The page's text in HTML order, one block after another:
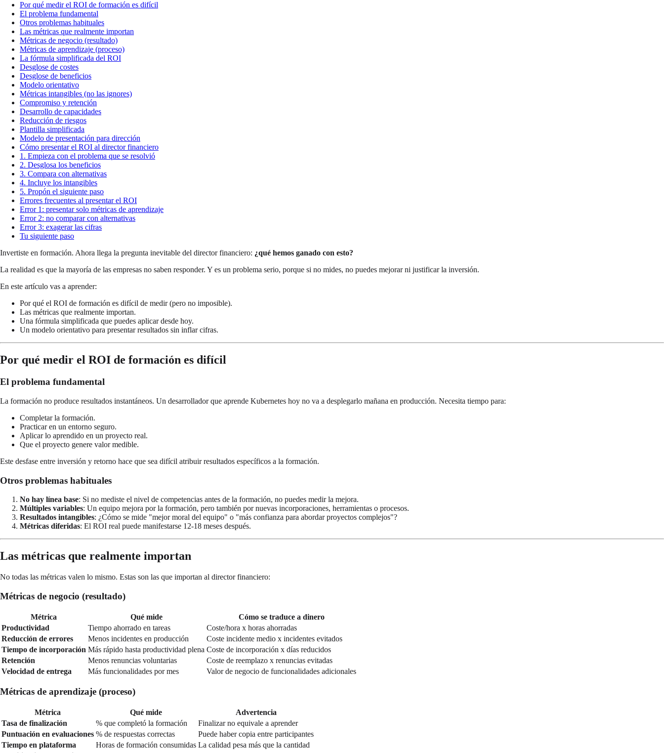
Por qué medir el ROI de formación es difícil
El problema fundamental
Otros problemas habituales
Las métricas que realmente importan
Métricas de negocio (resultado)
Métricas de aprendizaje (proceso)
La fórmula simplificada del ROI
Desglose de costes
Desglose de beneficios
Modelo orientativo
Métricas intangibles (no las ignores)
Compromiso y retención
Desarrollo de capacidades
Reducción de riesgos
Plantilla simplificada
Modelo de presentación para dirección
Cómo presentar el ROI al director financiero
1. Empieza con el problema que se resolvió
2. Desglosa los beneficios
3. Compara con alternativas
4. Incluye los intangibles
5. Propón el siguiente paso
Errores frecuentes al presentar el ROI
Error 1: presentar solo métricas de aprendizaje
Error 2: no comparar con alternativas
Error 3: exagerar las cifras
Tu siguiente paso
Invertiste en formación. Ahora llega la pregunta inevitable del director financiero: ¿qué hemos ganado con esto?
La realidad es que la mayoría de las empresas no saben responder. Y es un problema serio, porque si no mides, no puedes mejorar ni justificar la inversión.
En este artículo vas a aprender:
Por qué el ROI de formación es difícil de medir (pero no imposible).
Las métricas que realmente importan.
Una fórmula simplificada que puedes aplicar desde hoy.
Un modelo orientativo para presentar resultados sin inflar cifras.
Por qué medir el ROI de formación es difícil
El problema fundamental
La formación no produce resultados instantáneos. Un desarrollador que aprende Kubernetes hoy no va a desplegarlo mañana en producción. Necesita tiempo para:
Completar la formación.
Practicar en un entorno seguro.
Aplicar lo aprendido en un proyecto real.
Que el proyecto genere valor medible.
Este desfase entre inversión y retorno hace que sea difícil atribuir resultados específicos a la formación.
Otros problemas habituales
No hay línea base: Si no mediste el nivel de competencias antes de la formación, no puedes medir la mejora.
Múltiples variables: Un equipo mejora por la formación, pero también por nuevas incorporaciones, herramientas o procesos.
Resultados intangibles: ¿Cómo se mide "mejor moral del equipo" o "más confianza para abordar proyectos complejos"?
Métricas diferidas: El ROI real puede manifestarse 12-18 meses después.
Las métricas que realmente importan
No todas las métricas valen lo mismo. Estas son las que importan al director financiero:
Métricas de negocio (resultado)
Métrica Qué mide
Cómo se traduce a dinero
Productividad
Tiempo ahorrado en tareas
Coste/hora x horas ahorradas
Reducción de errores
Menos incidentes en producción
Coste incidente medio x incidentes evitados
Tiempo de incorporación Más rápido hasta productividad plena Coste de incorporación x días reducidos
Retención
Menos renuncias voluntarias
Coste de reemplazo x renuncias evitadas
Velocidad de entrega
Más funcionalidades por mes Valor de negocio de funcionalidades adicionales
Métricas de aprendizaje (proceso)
Métrica Qué mide
Advertencia
Tasa de finalización
% que completó la formación
Finalizar no equivale a aprender
Puntuación en evaluaciones % de respuestas correctas
Puede haber copia entre participantes
Tiempo en plataforma
Horas de formación consumidas La calidad pesa más que la cantidad